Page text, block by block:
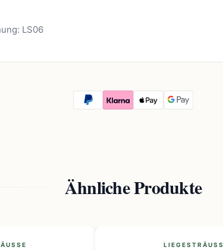
LS06
Ähnliche Produkte
LIEGESTRÄUSSE